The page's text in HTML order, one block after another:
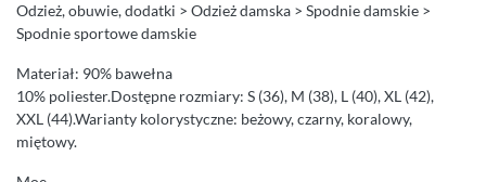
Odzież, obuwie, dodatki > Odzież damska > Spodnie damskie >
Spodnie sportowe damskie
Materiał: 90% bawełna
10% poliester.Dostępne rozmiary: S (36), M (38), L (40), XL (42),
XXL (44).Warianty kolorystyczne: beżowy, czarny, koralowy,
miętowy.